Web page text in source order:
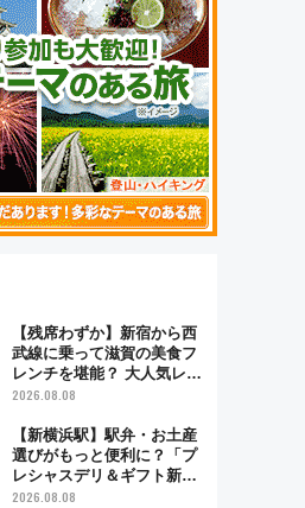
【残席わずか】新宿から西
武線に乗って滋賀の美食フ
レンチを堪能？ 大人気レス
トラン列車「52席の至福」
の特別コラボ
2026.08.08
【新横浜駅】駅弁・お土産
選びがもっと便利に？「プ
レシャスデリ＆ギフト新横
浜」がオープン 場所や営
2026.08.08